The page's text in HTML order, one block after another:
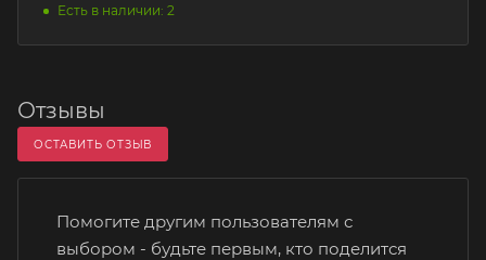
Есть в наличии: 2
Отзывы
ОСТАВИТЬ ОТЗЫВ
Помогите другим пользователям с
выбором - будьте первым, кто поделится